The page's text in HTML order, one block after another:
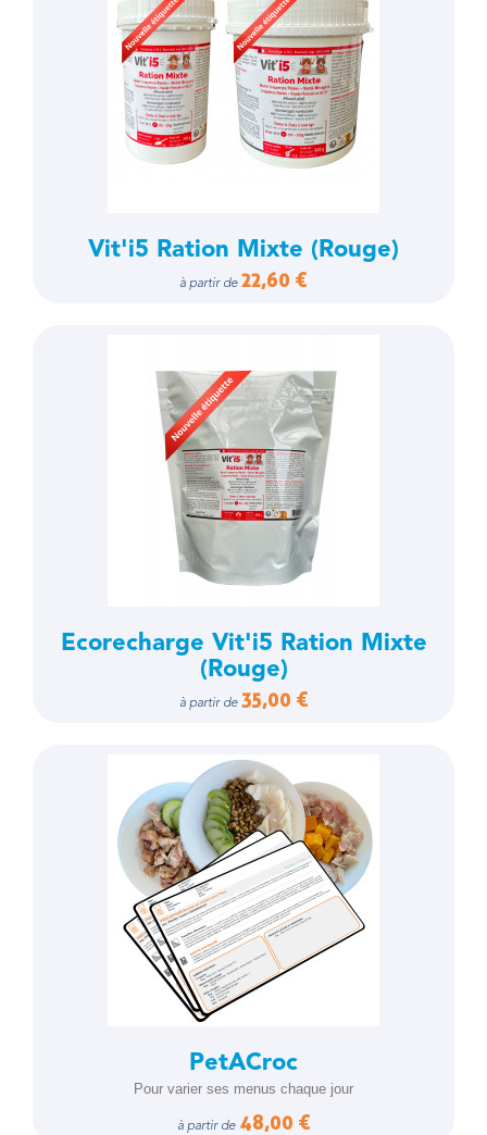
Vit'i5 Ration Mixte (Rouge)
à partir de 22,60 €
Ecorecharge Vit'i5 Ration Mixte
(Rouge)
à partir de 35,00 €
PetACroc
Pour varier ses menus chaque jour
à partir de 48,00 €